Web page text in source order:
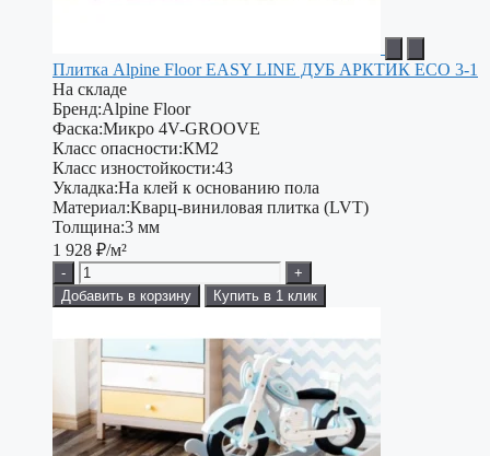
Плитка Alpine Floor EASY LINE ДУБ АРКТИК ЕСО 3-1
На складе
Бренд:Alpine Floor
Фаска:Микро 4V-GROOVE
Класс опасности:КМ2
Класс изностойкости:43
Укладка:На клей к основанию пола
Материал:Кварц-виниловая плитка (LVT)
Толщина:3 мм
1 928 ₽/м²
-
+
Добавить в корзину
Купить в 1 клик